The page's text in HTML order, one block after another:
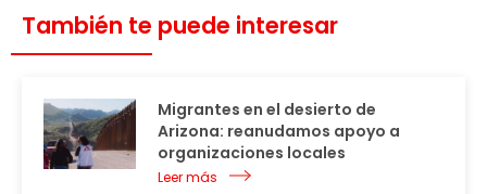
También te puede interesar
Migrantes en el desierto de
Arizona: reanudamos apoyo a
organizaciones locales
Leer más